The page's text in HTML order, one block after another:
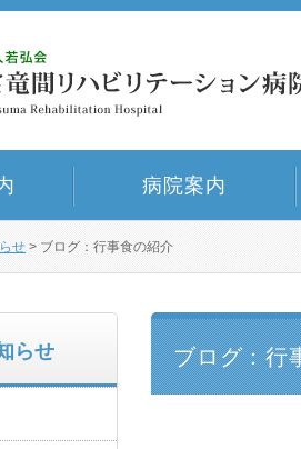
病院案内
せ > ブログ：行事食の紹介
ブログ：行
らせ